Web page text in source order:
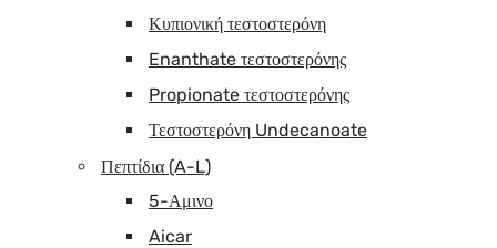
Κυπιονική τεστοστερόνη
Enanthate τεστοστερόνης
Propionate τεστοστερόνης
Τεστοστερόνη Undecanoate
Πεπτίδια (A-L)
5-Αμινο
Aicar